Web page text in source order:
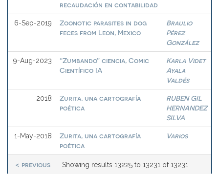
recaudación en contabilidad
6-Sep-2019
Zoonotic parasites in dog
feces from Leon, Mexico
Braulio
Pérez
González
9-Aug-2023
“Zumbando” ciencia, Comic
Científico IA
Karla Videt
Ayala
Valdés
2018
Zurita, una cartografía
poética
RUBEN GIL
HERNANDEZ
SILVA
1-May-2018
Zurita, una cartografía
poética
Varios
Showing results 13225 to 13231 of 13231
< previous